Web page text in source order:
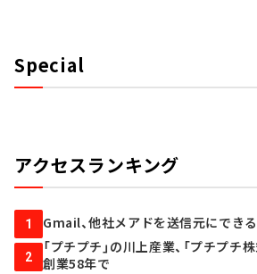
Special
アクセスランキング
1 Gmail、他社メアドを送信元にでき
2
「プチプチ」の川上産業、「プチプチ
創業58年で